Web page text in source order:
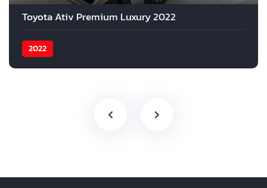
Toyota Ativ Premium Luxury 2022
2022